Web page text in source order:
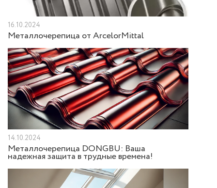
16.10.2024
Металлочерепица от ArcelorMittal
14.10.2024
Металлочерепица DONGBU: Ваша
надежная защита в трудные времена!